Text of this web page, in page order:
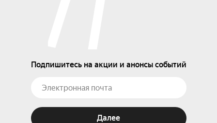
Подпишитесь на акции и анонсы событий
Далее